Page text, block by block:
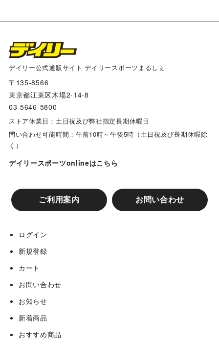
デイリー公式通販サイト デイリースポーツまるしぇ
〒135-8566
東京都江東区木場2-14-8
03-5646-5800
ストア休業日：土日祝及び弊社指定長期休暇日
問い合わせ可能時間：午前10時～午後5時（土日祝及び長期休暇除
く）
デイリースポーツonlineはこちら
ご利用案内 お問い合わせ
ログイン
新規登録
カート
お問い合わせ
お知らせ
新着商品
おすすめ商品